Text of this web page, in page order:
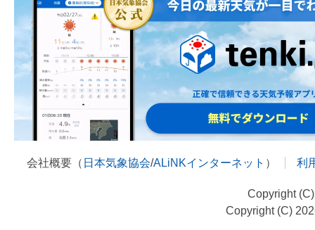
会社概要（ 日本気象協会/ALiNKインターネット ） 利
Copyright
Copyright (C)